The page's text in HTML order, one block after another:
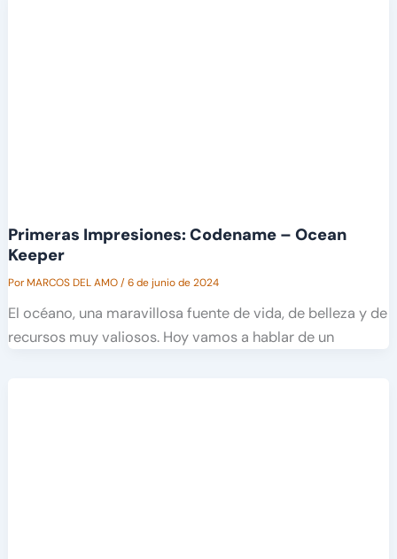
Primeras Impresiones: Codename – Ocean
Keeper
PorMARCOS DEL AMO/6 de junio de 2024
El océano, una maravillosa fuente de vida, de belleza y de
recursos muy valiosos. Hoy vamos a hablar de un